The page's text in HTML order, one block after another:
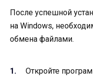
После успешной
на Windows,
обмена файлами.
Откройте